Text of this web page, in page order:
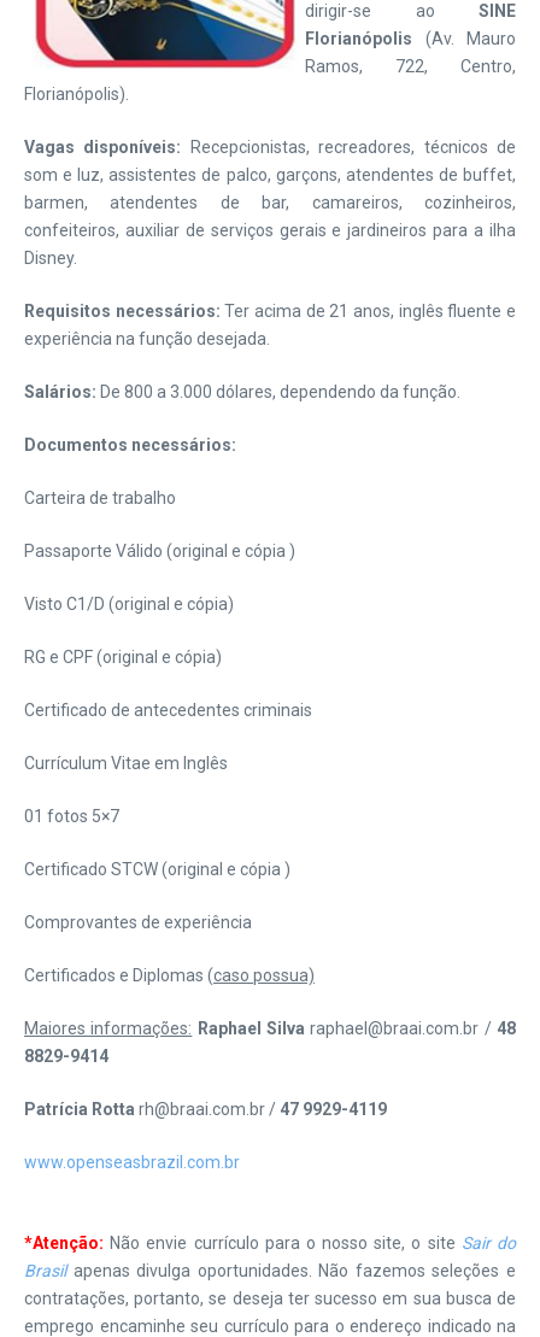
dirigir-se ao SINE
Florianópolis (Av. Mauro
Ramos, 722, Centro,
Florianópolis).
Vagas disponíveis: Recepcionistas, recreadores, técnicos de
som e luz, assistentes de palco, garçons, atendentes de buffet,
barmen, atendentes de bar, camareiros, cozinheiros,
confeiteiros, auxiliar de serviços gerais e jardineiros para a ilha
Disney.
Requisitos necessários: Ter acima de 21 anos, inglês fluente e
experiência na função desejada.
Salários: De 800 a 3.000 dólares, dependendo da função.
Documentos necessários:
Carteira de trabalho
Passaporte Válido (original e cópia )
Visto C1/D (original e cópia)
RG e CPF (original e cópia)
Certificado de antecedentes criminais
Currículum Vitae em Inglês
01 fotos 5×7
Certificado STCW (original e cópia )
Comprovantes de experiência
Certificados e Diplomas (caso possua)
Maiores informações: Raphael Silva raphael@braai.com.br / 48
8829-9414
Patrícia Rotta rh@braai.com.br / 47 9929-4119
www.openseasbrazil.com.br
*Atenção: Não envie currículo para o nosso site, o site Sair do
Brasil apenas divulga oportunidades. Não fazemos seleções e
contratações, portanto, se deseja ter sucesso em sua busca de
emprego encaminhe seu currículo para o endereço indicado na